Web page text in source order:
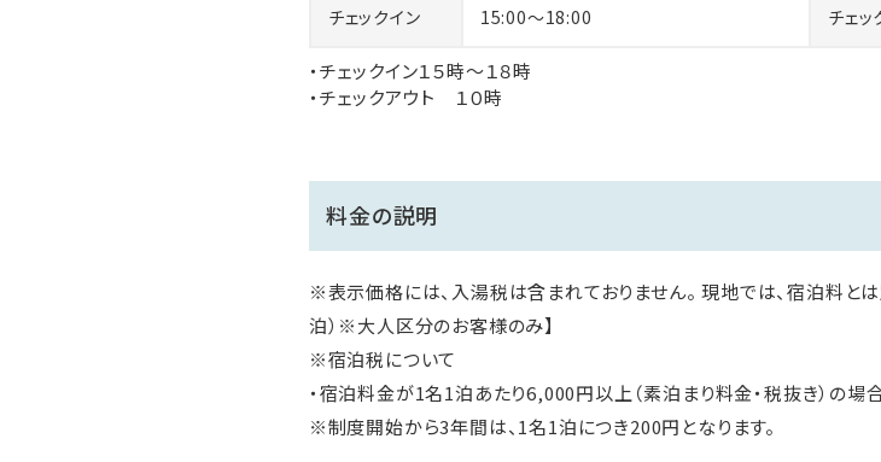
チェックイン 15:00～18:00 チェッ
・チェックイン１５時～１８時
・チェックアウト １０時
料金の説明
※表示価格には、入湯税は含まれておりません。 現地では、宿泊料と
泊）※大人区分のお客様のみ】
※宿泊税について
・宿泊料金が1名1泊あたり6,000円以上（素泊まり料金・税抜き）の場
※制度開始から3年間は、1名1泊につき200円となります。